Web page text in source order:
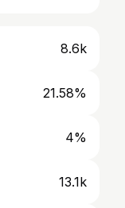
8.6k
21.58%
4%
13.1k